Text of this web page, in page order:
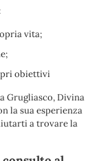
vita;
obiettivi
Grugliasco, Divina
la sua esperienza
a trovare la